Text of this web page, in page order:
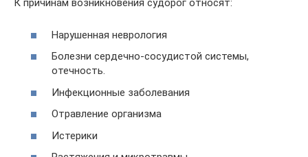
К причинам возникновения судорог относят:
Нарушенная неврология
Болезни сердечно-сосудистой системы,
отечность.
Инфекционные заболевания
Отравление организма
Истерики